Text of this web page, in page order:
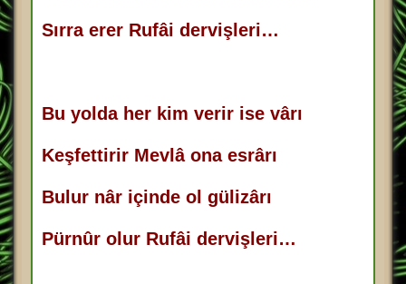
Sırra erer Rufâi dervişleri…
Bu yolda her kim verir ise vârı
Keşfettirir Mevlâ ona esrârı
Bulur nâr içinde ol gülizârı
Pürnûr olur Rufâi dervişleri…